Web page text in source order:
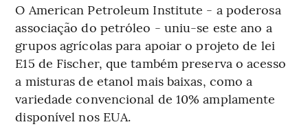
O American Petroleum Institute - a poderosa
associação do petróleo - uniu-se este ano a
grupos agrícolas para apoiar o projeto de lei
E15 de Fischer, que também preserva o acesso
a misturas de etanol mais baixas, como a
variedade convencional de 10% amplamente
disponível nos EUA.